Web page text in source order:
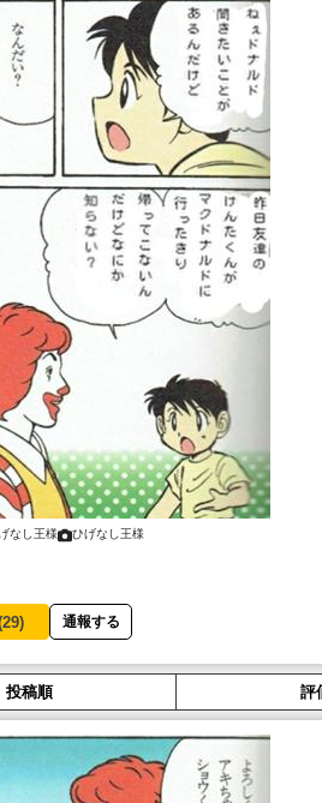
なし王様 ひげなし王様
29) 通報する
投稿順 評